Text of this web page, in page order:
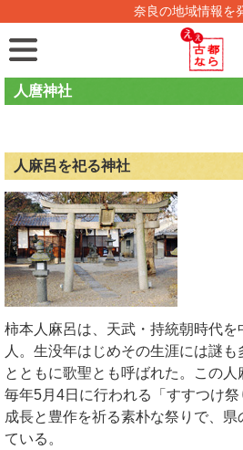
奈良の地域情報を
人麿神社
人麻呂を祀る神社
柿本人麻呂は、天武・持統朝時代を
人。生没年はじめその生涯には謎も
とともに歌聖とも呼ばれた。この人
毎年5月4日に行われる「すすつけ
成長と豊作を祈る素朴な祭りで、
ている。